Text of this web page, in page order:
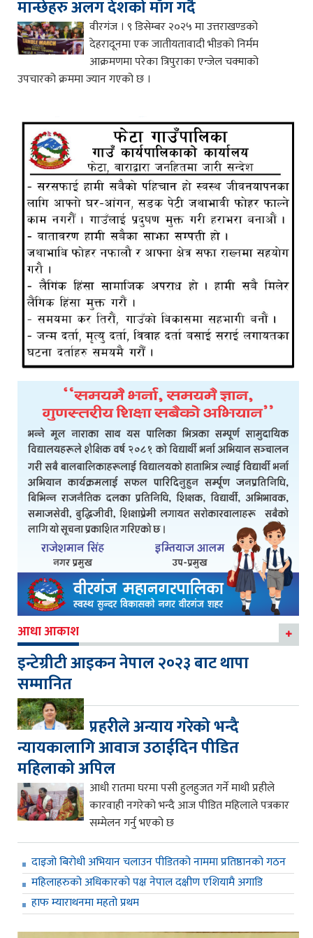
मान्छेहरु अलग देशको माँग गर्दै
वीरगंज । ९ डिसेम्बर २०२५ मा उत्तराखण्डको
देहरादूनमा एक जातीयतावादी भीडको निर्मम
आक्रमणमा परेका त्रिपुराका एन्जेल चक्माको
उपचारको क्रममा ज्यान गएको छ ।
आधा आकाश
इन्टेग्रीटी आइकन नेपाल २०२३ बाट थापा
सम्मानित
प्रहरीले अन्याय गरेको भन्दै
न्यायकालागि आवाज उठाईदिन पीडित
महिलाको अपिल
आधी रातमा घरमा पसी हुलहुजत गर्ने माथी प्रहीले
कारवाही नगरेको भन्दै आज पीडित महिलाले पत्रकार
सम्मेलन गर्नु भएको छ
दाइजो बिरोधी अभियान चलाउन पीडितको नाममा प्रतिष्ठानको गठन
महिलाहरुको अधिकारको पक्ष नेपाल दक्षीण एशियामै अगाडि
हाफ म्याराथनमा महतो प्रथम